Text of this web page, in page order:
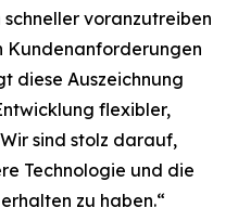
voranzutreiben
Kundenanforderungen
diese Auszeichnung
flexibler,
sind stolz darauf,
Technologie und die
zu haben.“